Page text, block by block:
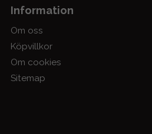
Information
Om oss
Köpvillkor
Om cookies
Sitemap